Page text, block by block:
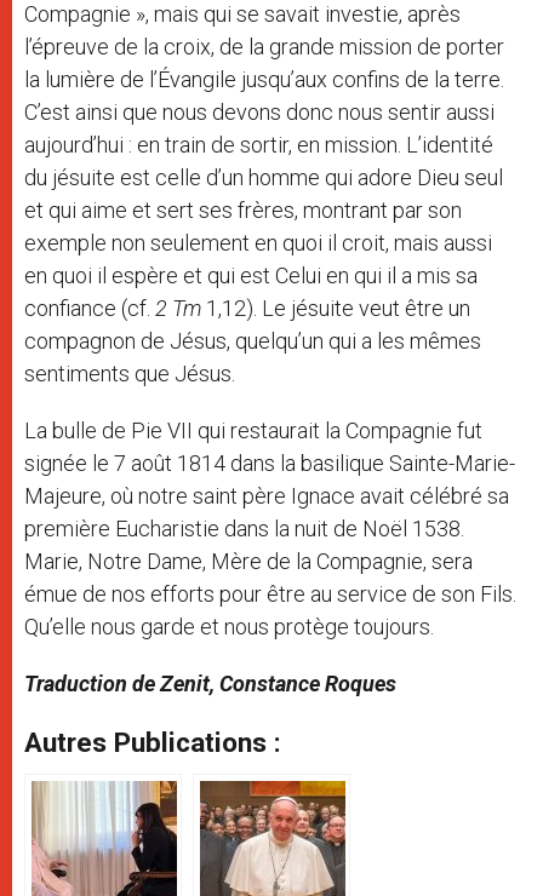
Compagnie », mais qui se savait investie, après
l’épreuve de la croix, de la grande mission de porter
la lumière de l’Évangile jusqu’aux confins de la terre.
C’est ainsi que nous devons donc nous sentir aussi
aujourd’hui : en train de sortir, en mission. L’identité
du jésuite est celle d’un homme qui adore Dieu seul
et qui aime et sert ses frères, montrant par son
exemple non seulement en quoi il croit, mais aussi
en quoi il espère et qui est Celui en qui il a mis sa
confiance (cf. 2 Tm 1,12). Le jésuite veut être un
compagnon de Jésus, quelqu’un qui a les mêmes
sentiments que Jésus.
La bulle de Pie VII qui restaurait la Compagnie fut
signée le 7 août 1814 dans la basilique Sainte-Marie-
Majeure, où notre saint père Ignace avait célébré sa
première Eucharistie dans la nuit de Noël 1538.
Marie, Notre Dame, Mère de la Compagnie, sera
émue de nos efforts pour être au service de son Fils.
Qu’elle nous garde et nous protège toujours.
Traduction de Zenit, Constance Roques
Autres Publications :